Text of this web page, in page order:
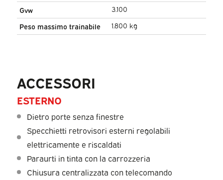
Gvw
3.100
Peso massimo trainabile
1.800 kg
ACCESSORI
ESTERNO
Dietro porte senza finestre
Specchietti retrovisori esterni regolabili
elettricamente e riscaldati
Paraurti in tinta con la carrozzeria
Chiusura centralizzata con telecomando